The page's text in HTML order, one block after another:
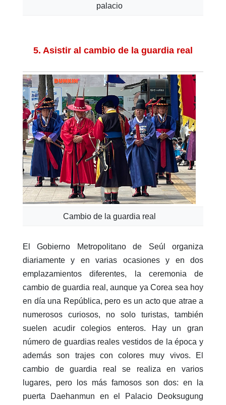
palacio
5. Asistir al cambio de la guardia real
Cambio de la guardia real
El Gobierno Metropolitano de Seúl organiza
diariamente y en varias ocasiones y en dos
emplazamientos diferentes, la ceremonia de
cambio de guardia real, aunque ya Corea sea hoy
en día una República, pero es un acto que atrae a
numerosos curiosos, no solo turistas, también
suelen acudir colegios enteros. Hay un gran
número de guardias reales vestidos de la época y
además son trajes con colores muy vivos. El
cambio de guardia real se realiza en varios
lugares, pero los más famosos son dos: en la
puerta Daehanmun en el Palacio Deoksugung